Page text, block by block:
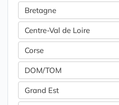
Bretagne
Centre-Val de Loire
Corse
DOM/TOM
Grand Est